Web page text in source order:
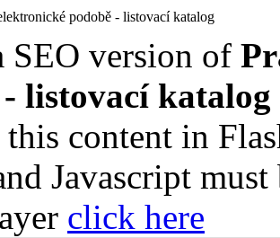
podobě - listovací katalog
SEO version of
listovací katalog
content in
Javascript
click here